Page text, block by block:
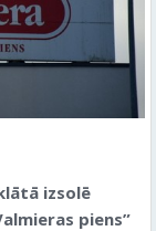
izsolē
piens”